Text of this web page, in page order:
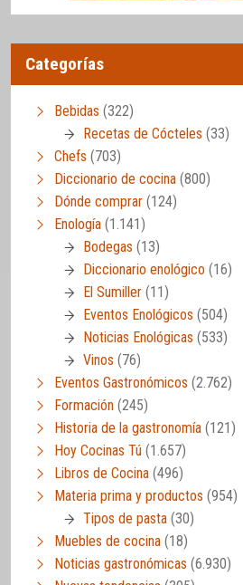
Categorías
Bebidas (322)
Recetas de Cócteles (33)
Chefs (703)
Diccionario de cocina (800)
Dónde comprar (124)
Enología (1.141)
Bodegas (13)
Diccionario enológico (16)
El Sumiller (11)
Eventos Enológicos (504)
Noticias Enológicas (533)
Vinos (76)
Eventos Gastronómicos (2.762)
Formación (245)
Historia de la gastronomía (121)
Hoy Cocinas Tú (1.657)
Libros de Cocina (496)
Materia prima y productos (954)
Tipos de pasta (30)
Muebles de cocina (18)
Noticias gastronómicas (6.930)